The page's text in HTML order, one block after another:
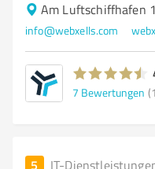
Am Luftschiffhafen
info@webxells.com
7 Bewertungen
5 IT-